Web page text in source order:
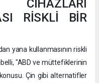
RİSKLİ BİR
yana kullanmasının riskli
"ABD ve müttefiklerinin
Çin gibi alternatifler